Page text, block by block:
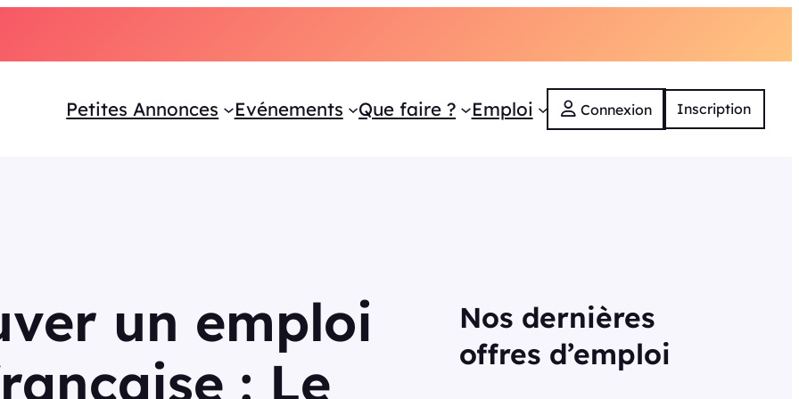
Petites Annonces Evénements Que faire ? Emploi Connexion Inscription
un emploi
: Le
Nos dernières
offres d’emploi